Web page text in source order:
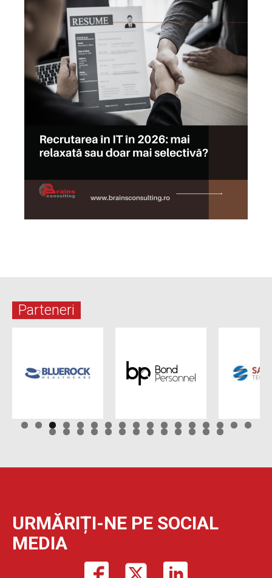
Parteneri
URMĂRIȚI-NE PE SOCIAL
MEDIA